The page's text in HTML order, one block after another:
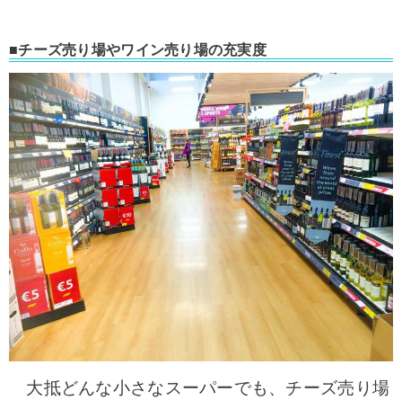
■チーズ売り場やワイン売り場の充実度
大抵どんな小さなスーパーでも、チーズ売り場